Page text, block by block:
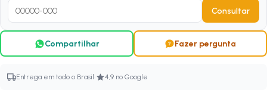
Consultar
Compartilhar Fazer pergunta
Entrega em todo o Brasil · 4,9 no Google